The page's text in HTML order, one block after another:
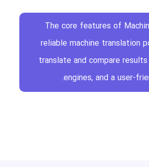
The core features of
reliable machine translation
translate and compare
engines, and a user-